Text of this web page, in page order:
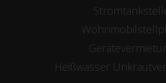
Heißwasser